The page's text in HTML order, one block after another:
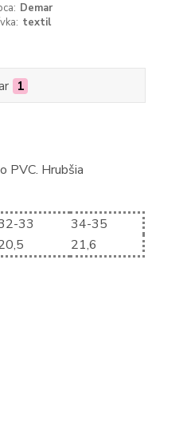
Demar
textil
1
PVC. Hrubšia
33
34-35
21,6